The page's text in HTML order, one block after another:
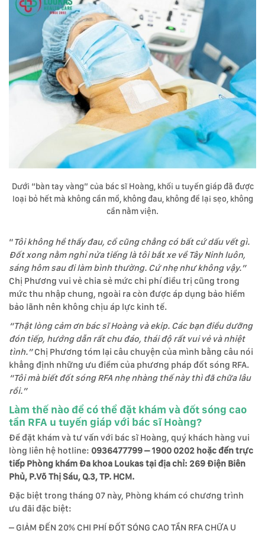
Dưới “bàn tay vàng” của bác sĩ Hoàng, khối u tuyến giáp đã được
loại bỏ hết mà không cần mổ, không đau, không để lại sẹo, không
cần nằm viện.
“Tôi không hề thấy đau, cổ cũng chẳng có bất cứ dấu vết gì.
Đốt xong nằm nghỉ nửa tiếng là tôi bắt xe về Tây Ninh luôn,
sáng hôm sau đi làm bình thường. Cứ nhẹ như không vậy.”
Chị Phương vui vẻ chia sẻ mức chi phí điều trị cũng trong
mức thu nhập chung, ngoài ra còn được áp dụng bảo hiểm
bảo lãnh nên không chịu áp lực kinh tế.
“Thật lòng cảm ơn bác sĩ Hoàng và ekip. Các bạn điều dưỡng
đón tiếp, hướng dẫn rất chu đáo, thái độ rất vui vẻ và nhiệt
tình.”Chị Phương tóm lại câu chuyện của mình bằng câu nói
khẳng định những ưu điểm của phương pháp đốt sóng RFA.
“Tôi mà biết đốt sóng RFA nhẹ nhàng thế này thì đã chữa lâu
rồi.”
Làm thế nào để có thể đặt khám và đốt sóng cao
tần RFA u tuyến giáp với bác sĩ Hoàng?
Để đặt khám và tư vấn với bác sĩ Hoàng, quý khách hàng vui
lòng liên hệ hotline: 0936477799 – 1900 0202 hoặc đến trực
tiếp Phòng khám Đa khoa Loukas tại địa chỉ: 269 Điện Biên
Phủ, P.Võ Thị Sáu, Q.3, TP. HCM.
Đặc biệt trong tháng 07 này, Phòng khám có chương trình
ưu đãi đặc biệt:
– GIẢM ĐẾN 20% CHI PHÍ ĐỐT SÓNG CAO TẦN RFA CHỮA U